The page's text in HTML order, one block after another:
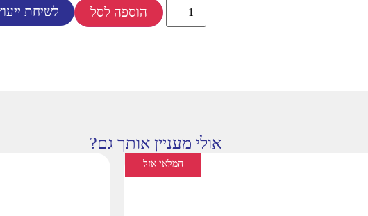
הוספה לסל לשיחת
אולי מעניין אותך גם?
המלאי אזל